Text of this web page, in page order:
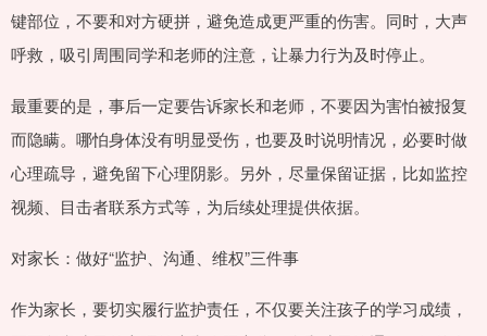
键部位，不要和对方硬拼，避免造成更严重的伤害。同时，大声
呼救，吸引周围同学和老师的注意，让暴力行为及时停止。
最重要的是，事后一定要告诉家长和老师，不要因为害怕被报复
而隐瞒。哪怕身体没有明显受伤，也要及时说明情况，必要时做
心理疏导，避免留下心理阴影。另外，尽量保留证据，比如监控
视频、目击者联系方式等，为后续处理提供依据。
对家长：做好“监护、沟通、维权”三件事
作为家长，要切实履行监护责任，不仅要关注孩子的学习成绩，